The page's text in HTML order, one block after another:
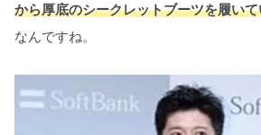
から厚底のシークレットブーツを履い
なんですね。